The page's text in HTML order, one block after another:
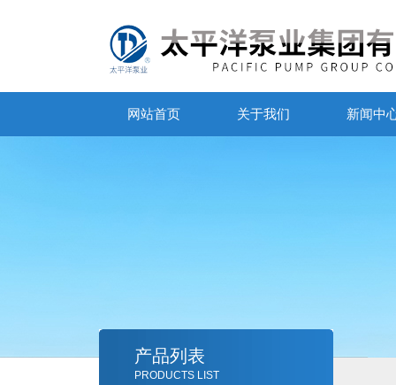
网站首页 关于我们 新闻中
产品列表
PRODUCTS LIST